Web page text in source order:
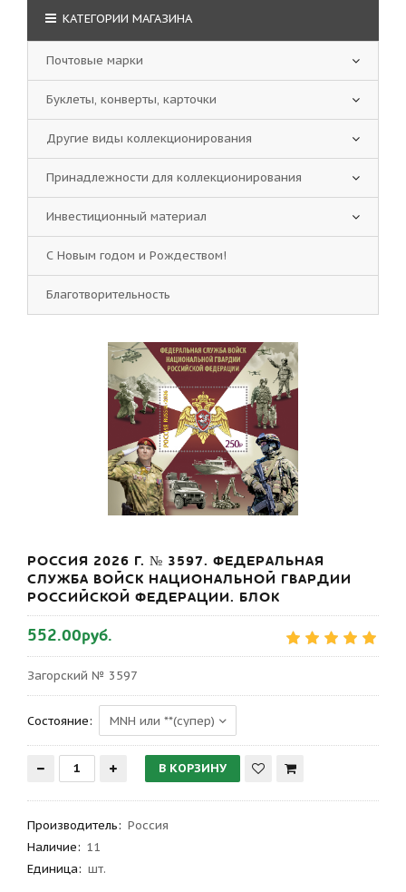
РОССИЯ 2026 Г. № 3597. ФЕДЕРАЛЬНАЯ
СЛУЖБА ВОЙСК НАЦИОНАЛЬНОЙ ГВАРДИИ
РОССИЙСКОЙ ФЕДЕРАЦИИ. БЛОК
552.00руб.
Загорский № 3597
Состояние:
Производитель: Россия
Наличие: 11
Единица: шт.
КАТЕГОРИИ МАГАЗИНА
Почтовые марки
Буклеты, конверты, карточки
Другие виды коллекционирования
Принадлежности для коллекционирования
Инвестиционный материал
С Новым годом и Рождеством!
Благотворительность